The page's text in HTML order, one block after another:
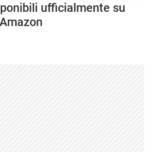
ufficialmente su
Amazon